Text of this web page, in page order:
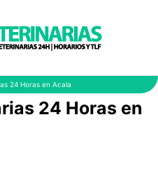
24 Horas en Acala
24 Horas en